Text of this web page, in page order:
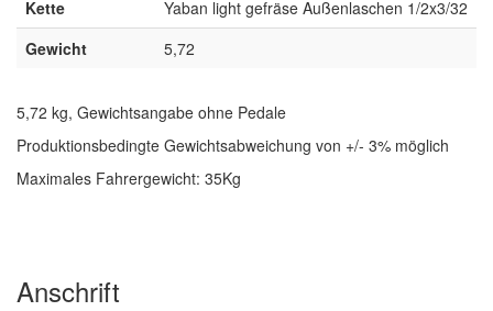
Kette
Yaban light gefräse Außenlaschen 1/2x3/32
Gewicht
5,72
5,72 kg, Gewichtsangabe ohne Pedale
Produktionsbedingte Gewichtsabweichung von +/- 3% möglich
Maximales Fahrergewicht: 35Kg
Anschrift